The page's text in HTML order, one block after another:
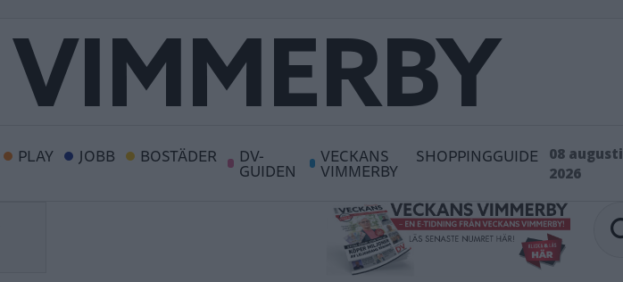
PLAY JOBB BOSTÄDER DV-
GUIDEN
VECKANS
VIMMERBY
SHOPPINGGUIDE
08 augusti
2026